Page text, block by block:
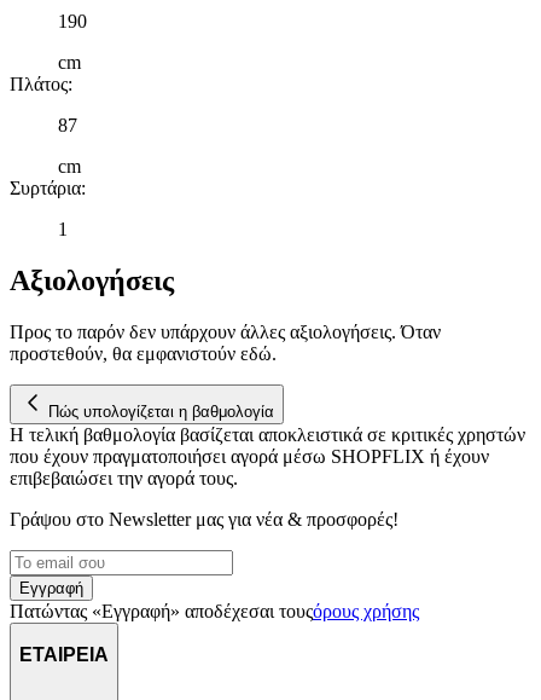
190
cm
Πλάτος:
87
cm
Συρτάρια:
1
Αξιολογήσεις
Προς το παρόν δεν υπάρχουν άλλες αξιολογήσεις. Όταν
προστεθούν, θα εμφανιστούν εδώ.
Πώς υπολογίζεται η βαθμολογία
Η τελική βαθμολογία βασίζεται αποκλειστικά σε κριτικές χρηστών
που έχουν πραγματοποιήσει αγορά μέσω SHOPFLIX ή έχουν
επιβεβαιώσει την αγορά τους.
Γράψου στο Νewsletter μας για νέα & προσφορές!
Εγγραφή
Πατώντας «Εγγραφή» αποδέχεσαι τουςόρους χρήσης
ΕΤΑΙΡΕΙΑ